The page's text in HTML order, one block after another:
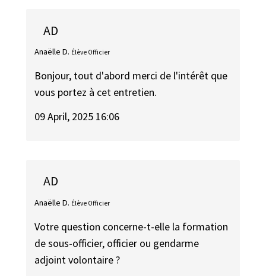
AD
Anaëlle D. Élève Officier
Bonjour, tout d'abord merci de l'intérêt que
vous portez à cet entretien.
09 April, 2025 16:06
AD
Anaëlle D. Élève Officier
Votre question concerne-t-elle la formation
de sous-officier, officier ou gendarme
adjoint volontaire ?